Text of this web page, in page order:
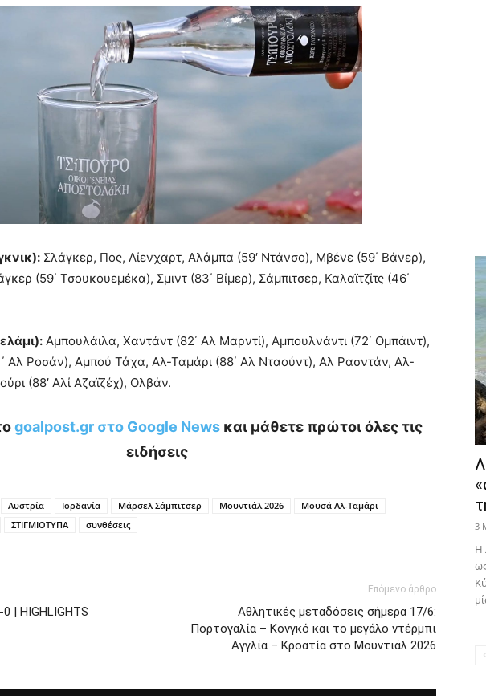
Σλάγκερ, Πος, Λίενχαρτ, Αλάμπα (59′ Ντάνσο), Μβένε (59΄ Βάνερ),
(59΄ Τσουκουεμέκα), Σμιντ (83΄ Βίμερ), Σάμπιτσερ, Καλαϊτζίτς (46΄
Αμπουλάιλα, Χαντάντ (82΄ Αλ Μαρντί), Αμπουλνάντι (72΄ Ομπάιντ),
Αλ Ροσάν), Αμπού Τάχα, Αλ-Ταμάρι (88΄ Αλ Νταούντ), Αλ Ρασντάν, Αλ-
(88′ Αλί Αζαϊζέχ), Ολβάν.
goalpost.gr στο Google Newsκαι μάθετε πρώτοι όλες τις
ειδήσεις
Αυστρία Ιορδανία Μάρσελ Σάμπιτσερ Μουντιάλ 2026
Μουσά Αλ-Ταμάρι
ΣΤΙΓΜΙΟΤΥΠΑ συνθέσεις
| HIGHLIGHTS
Επόμενο άρθρο
Αθλητικές μεταδόσεις σήμερα 17/6:
Πορτογαλία – Κονγκό και το μεγάλο ντέρμπι
Αγγλία – Κροατία στο Μουντιάλ 2026
3
Η